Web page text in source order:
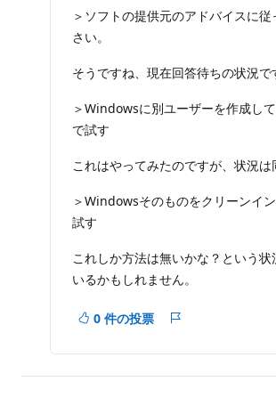
＞ソフトの提供元のアドバイスに
さい。
そうですね、現在回答待ちの状況で
＞Windowsに別ユーザーを作成し
で試す
これはやってみたのですが、状況は
＞Windowsそのものをクリーンイ
試す
これしか方法は無いかな？という状
いるかもしれません。
0 件の投票
ト